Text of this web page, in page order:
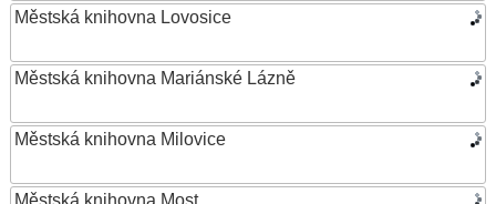
Městská knihovna Lovosice
Městská knihovna Mariánské Lázně
Městská knihovna Milovice
Městská knihovna Most